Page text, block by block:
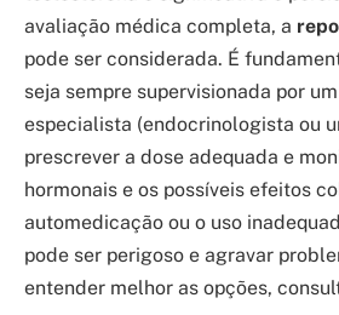
avaliação médica completa, a
pode ser considerada. É
seja sempre supervisionada por
especialista (endocrinologista ou
prescrever a dose adequada e
hormonais e os possíveis efeitos
automedicação ou o uso
pode ser perigoso e agravar
entender melhor as opções,